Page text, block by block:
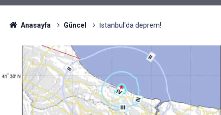
Anasayfa Güncel İstanbul'da deprem!